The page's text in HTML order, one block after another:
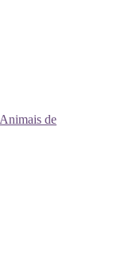
de